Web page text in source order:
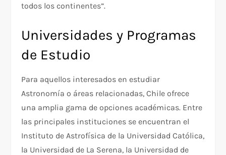
todos los continentes”.
Universidades y Programas
de Estudio
Para aquellos interesados en estudiar
Astronomía o áreas relacionadas, Chile ofrece
una amplia gama de opciones académicas. Entre
las principales instituciones se encuentran el
Instituto de Astrofísica de la Universidad Católica,
la Universidad de La Serena, la Universidad de